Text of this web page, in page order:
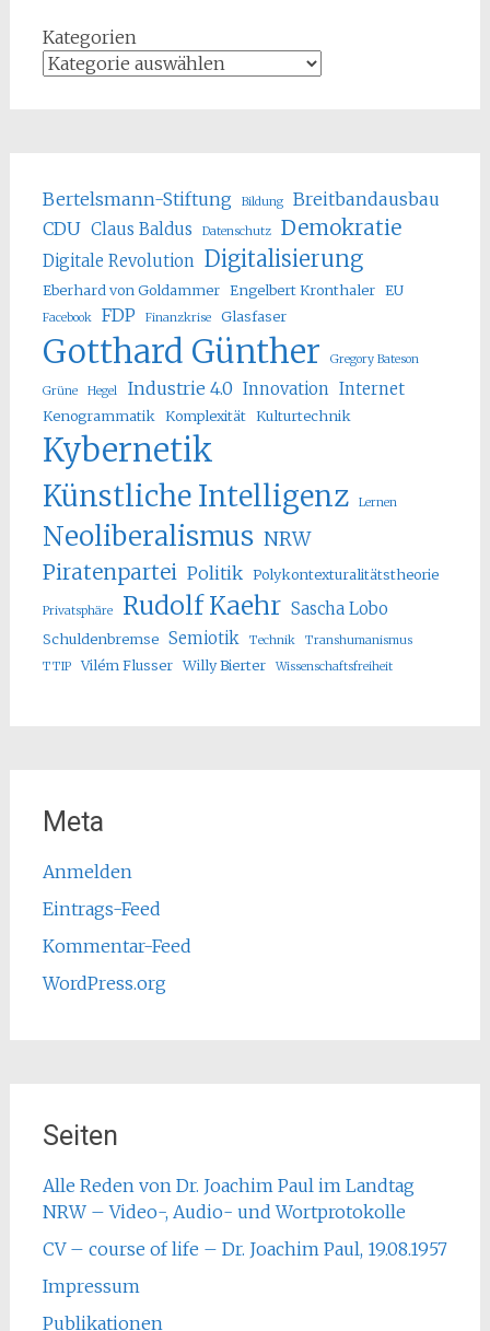
Kategorien
Bertelsmann-Stiftung Bildung
Breitbandausbau
CDU Claus Baldus Datenschutz Demokratie
Digitale Revolution Digitalisierung
Eberhard von Goldammer Engelbert Kronthaler EU
Facebook FDP Finanzkrise Glasfaser
Gotthard Günther Gregory Bateson
Grüne Hegel Industrie 4.0 Innovation Internet
Kenogrammatik Komplexität Kulturtechnik
Kybernetik
Künstliche Intelligenz Lernen
Neoliberalismus NRW
Piratenpartei Politik Polykontexturalitätstheorie
Privatsphäre Rudolf Kaehr Sascha Lobo
Schuldenbremse Semiotik Technik
Transhumanismus
TTIP
Vilém Flusser Willy Bierter Wissenschaftsfreiheit
Meta
Anmelden
Eintrags-Feed
Kommentar-Feed
WordPress.org
Seiten
Alle Reden von Dr. Joachim Paul im Landtag
NRW – Video-, Audio- und Wortprotokolle
CV – course of life – Dr. Joachim Paul, 19.08.1957
Impressum
Publikationen